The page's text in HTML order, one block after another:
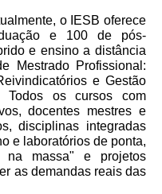
o IESB oferece
e 100 de pós-
e ensino a distância
Mestrado Profissional:
e Gestão
Todos os cursos com
docentes mestres e
disciplinas integradas
e laboratórios de ponta,
na massa" e projetos
as demandas reais das